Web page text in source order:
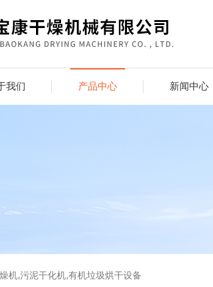
我们 产品中心 新闻中心
机,污泥干化机,有机垃圾烘干设备